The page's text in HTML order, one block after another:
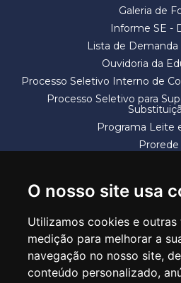
O nosso site usa
Utilizamos cookies e
medição para melhorar a
navegação no nosso site,
conteúdo personalizado,
Galeria de
Informe SE -
Lista de Demanda
Ouvidoria da
Processo Seletivo Interno de
Processo Seletivo para
Programa Leite
Prorede
SECRETARIA DE